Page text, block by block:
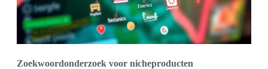
Zoekwoordonderzoek voor nicheproducten